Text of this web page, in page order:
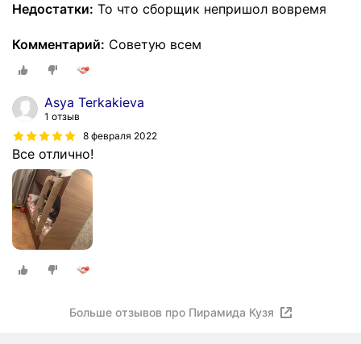
Недостатки: То что сборщик непришол вовремя
Комментарий: Советую всем
Asya Terkakieva
1 отзыв
8 февраля 2022
Все отлично!
Больше отзывов про Пирамида Кузя